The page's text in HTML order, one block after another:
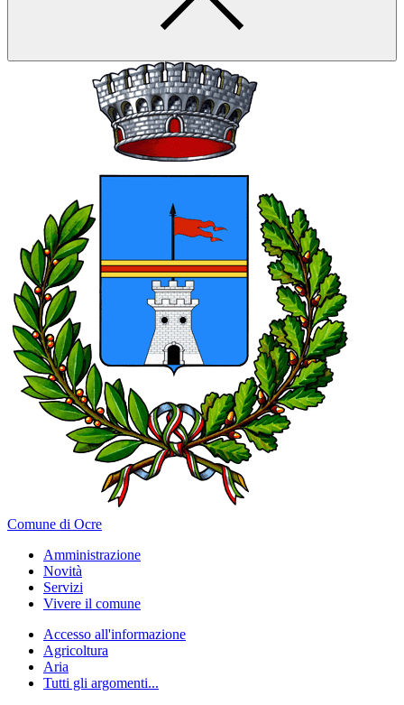
Comune di Ocre
Amministrazione
Novità
Servizi
Vivere il comune
Accesso all'informazione
Agricoltura
Aria
Tutti gli argomenti...